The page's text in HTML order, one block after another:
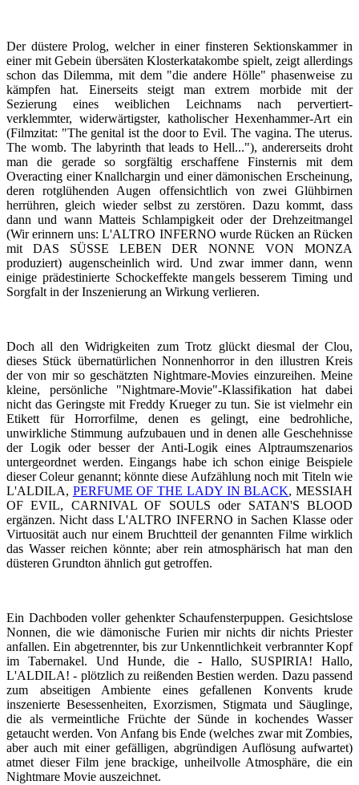
Der düstere Prolog, welcher in einer finsteren Sektionskammer in
einer mit Gebein übersäten Klosterkatakombe spielt, zeigt allerdings
schon das Dilemma, mit dem "die andere Hölle" phasenweise zu
kämpfen hat. Einerseits steigt man extrem morbide mit der
Sezierung eines weiblichen Leichnams nach pervertiert-
verklemmter, widerwärtigster, katholischer Hexenhammer-Art ein
(Filmzitat: "The genital ist the door to Evil. The vagina. The uterus.
The womb. The labyrinth that leads to Hell..."), andererseits droht
man die gerade so sorgfältig erschaffene Finsternis mit dem
Overacting einer Knallchargin und einer dämonischen Erscheinung,
deren rotglühenden Augen offensichtlich von zwei Glühbirnen
herrühren, gleich wieder selbst zu zerstören. Dazu kommt, dass
dann und wann Matteis Schlampigkeit oder der Drehzeitmangel
(Wir erinnern uns: L'ALTRO INFERNO wurde Rücken an Rücken
mit DAS SÜSSE LEBEN DER NONNE VON MONZA
produziert) augenscheinlich wird. Und zwar immer dann, wenn
einige prädestinierte Schockeffekte mangels besserem Timing und
Sorgfalt in der Inszenierung an Wirkung verlieren.
Doch all den Widrigkeiten zum Trotz glückt diesmal der Clou,
dieses Stück übernatürlichen Nonnenhorror in den illustren Kreis
der von mir so geschätzten Nightmare-Movies einzureihen. Meine
kleine, persönliche "Nightmare-Movie"-Klassifikation hat dabei
nicht das Geringste mit Freddy Krueger zu tun. Sie ist vielmehr ein
Etikett für Horrorfilme, denen es gelingt, eine bedrohliche,
unwirkliche Stimmung aufzubauen und in denen alle Geschehnisse
der Logik oder besser der Anti-Logik eines Alptraumszenarios
untergeordnet werden. Eingangs habe ich schon einige Beispiele
dieser Coleur genannt; könnte diese Aufzählung noch mit Titeln wie
L'ALDILA, PERFUME OF THE LADY IN BLACK, MESSIAH
OF EVIL, CARNIVAL OF SOULS oder SATAN'S BLOOD
ergänzen. Nicht dass L'ALTRO INFERNO in Sachen Klasse oder
Virtuosität auch nur einem Bruchtteil der genannten Filme wirklich
das Wasser reichen könnte; aber rein atmosphärisch hat man den
düsteren Grundton ähnlich gut getroffen.
Ein Dachboden voller gehenkter Schaufensterpuppen. Gesichtslose
Nonnen, die wie dämonische Furien mir nichts dir nichts Priester
anfallen. Ein abgetrennter, bis zur Unkenntlichkeit verbrannter Kopf
im Tabernakel. Und Hunde, die - Hallo, SUSPIRIA! Hallo,
L'ALDILA! - plötzlich zu reißenden Bestien werden. Dazu passend
zum abseitigen Ambiente eines gefallenen Konvents krude
inszenierte Besessenheiten, Exorzismen, Stigmata und Säuglinge,
die als vermeintliche Früchte der Sünde in kochendes Wasser
getaucht werden. Von Anfang bis Ende (welches zwar mit Zombies,
aber auch mit einer gefälligen, abgründigen Auflösung aufwartet)
atmet dieser Film jene brackige, unheilvolle Atmosphäre, die ein
Nightmare Movie auszeichnet.